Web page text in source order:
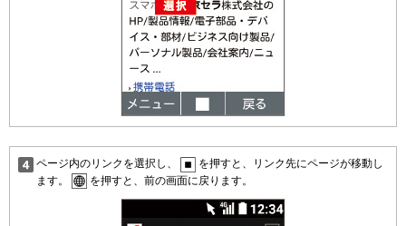
ページ内のリンクを選択し、
を押すと、リンク先にページが移動し
ます。
を押すと、前の画面に戻ります。